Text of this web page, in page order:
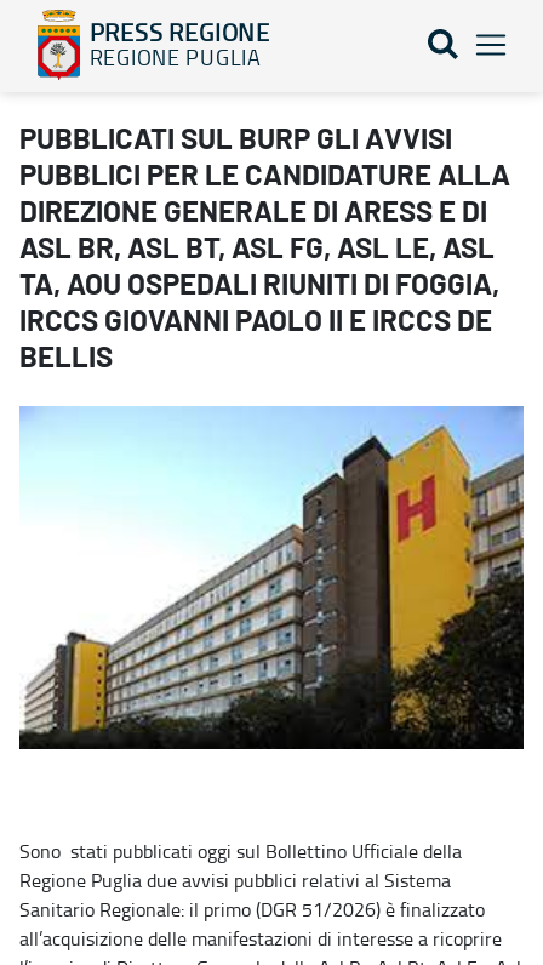
PRESS REGIONE
REGIONE PUGLIA
PUBBLICATI SUL BURP GLI AVVISI PUBBLICI PER LE
PUBBLICATI SUL BURP GLI AVVISI
PUBBLICI PER LE CANDIDATURE ALLA
DIREZIONE GENERALE DI ARESS E DI
ASL BR, ASL BT, ASL FG, ASL LE, ASL
TA, AOU OSPEDALI RIUNITI DI FOGGIA,
IRCCS GIOVANNI PAOLO II E IRCCS DE
BELLIS
Sono stati pubblicati oggi sul Bollettino Ufficiale della
Regione Puglia due avvisi pubblici relativi al Sistema
Sanitario Regionale: il primo (DGR 51/2026) è finalizzato
all’acquisizione delle manifestazioni di interesse a ricoprire